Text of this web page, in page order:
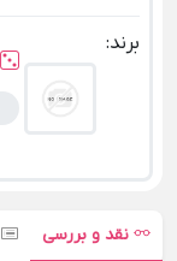
برند:
نقد و بررسی